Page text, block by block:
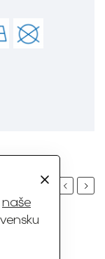
naše
PreviousNext